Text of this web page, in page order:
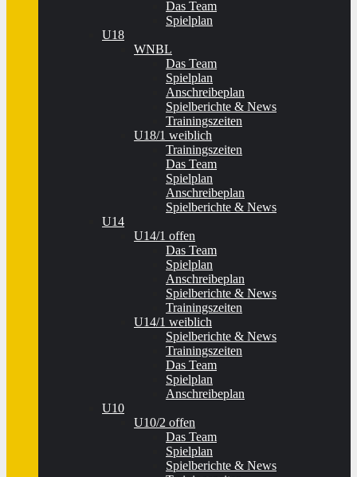
Das Team
Spielplan
U18
WNBL
Das Team
Spielplan
Anschreibeplan
Spielberichte & News
Trainingszeiten
U18/1 weiblich
Trainingszeiten
Das Team
Spielplan
Anschreibeplan
Spielberichte & News
U14
U14/1 offen
Das Team
Spielplan
Anschreibeplan
Spielberichte & News
Trainingszeiten
U14/1 weiblich
Spielberichte & News
Trainingszeiten
Das Team
Spielplan
Anschreibeplan
U10
U10/2 offen
Das Team
Spielplan
Spielberichte & News